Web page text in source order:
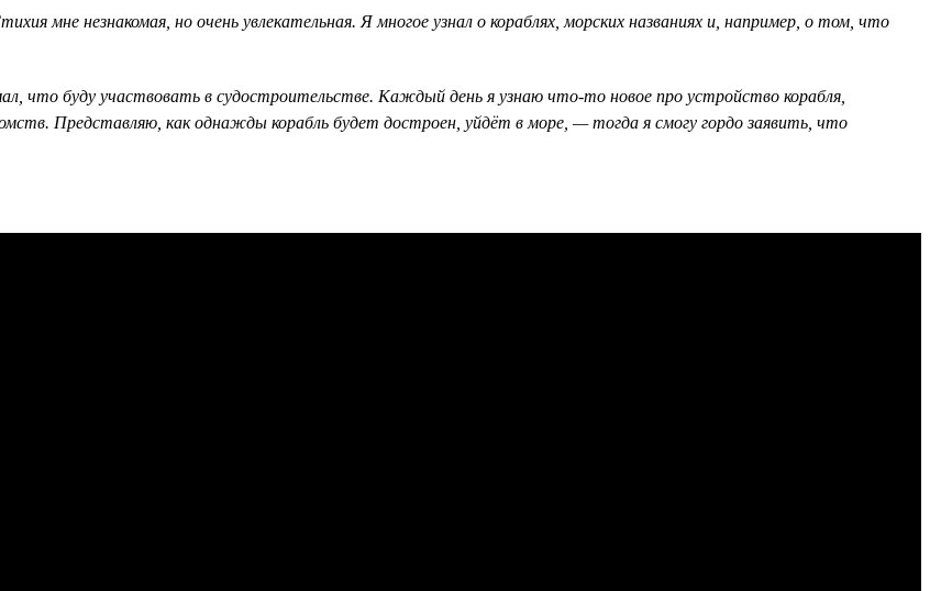
мне незнакомая, но очень увлекательная. Я многое узнал о кораблях, морских названиях и, например, о том, что
что буду участвовать в судостроительстве. Каждый день я узнаю что-то новое про устройство корабля,
Представляю, как однажды корабль будет достроен, уйдёт в море, — тогда я смогу гордо заявить, что